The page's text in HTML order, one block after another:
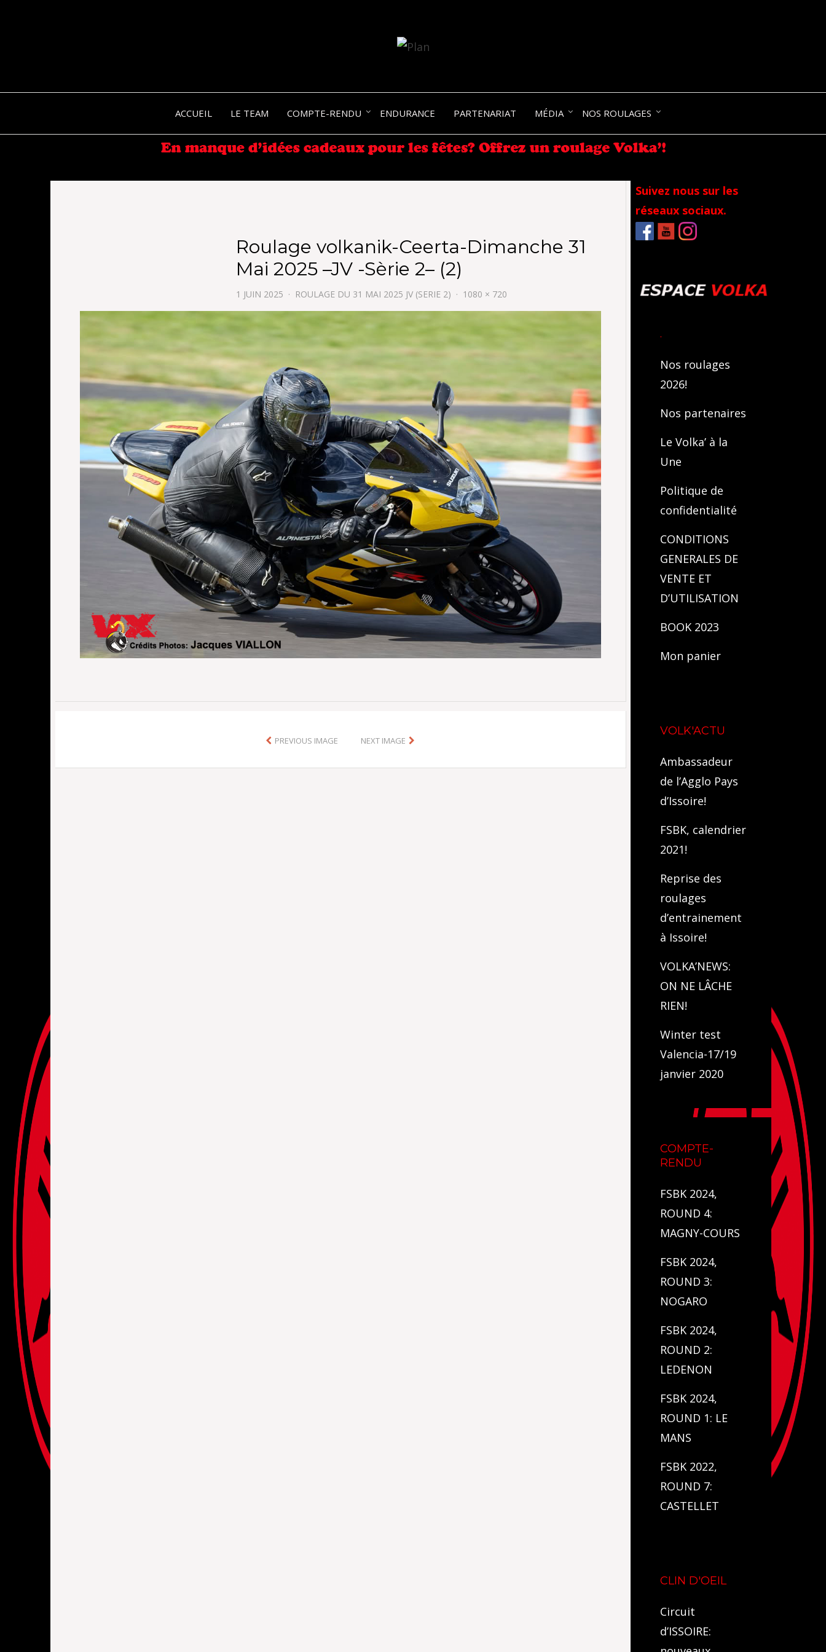
VOLKANIK-
ENDURANCE
ACCUEIL LE TEAM COMPTE-RENDU ENDURANCE PARTENARIAT MÉDIA NOS ROULAGES
Roulage volkanik-Ceerta-Dimanche 31
Mai 2025 –JV -Sèrie 2– (2)
1 JUIN 2025 ROULAGE DU 31 MAI 2025 JV (SERIE 2) 1080 × 720
PREVIOUS IMAGE NEXT IMAGE
Suivez nous sur les
réseaux sociaux.
.
Nos roulages
2026!
Nos partenaires
Le Volka’ à la
Une
Politique de
confidentialité
CONDITIONS
GENERALES DE
VENTE ET
D’UTILISATION
BOOK 2023
Mon panier
VOLK'ACTU
Ambassadeur
de l’Agglo Pays
d’Issoire!
FSBK, calendrier
2021!
Reprise des
roulages
d’entrainement
à Issoire!
VOLKA’NEWS:
ON NE LÂCHE
RIEN!
Winter test
Valencia-17/19
janvier 2020
COMPTE-
RENDU
FSBK 2024,
ROUND 4:
MAGNY-COURS
FSBK 2024,
ROUND 3:
NOGARO
FSBK 2024,
ROUND 2:
LEDENON
FSBK 2024,
ROUND 1: LE
MANS
FSBK 2022,
ROUND 7:
CASTELLET
CLIN D'OEIL
Circuit
d’ISSOIRE: